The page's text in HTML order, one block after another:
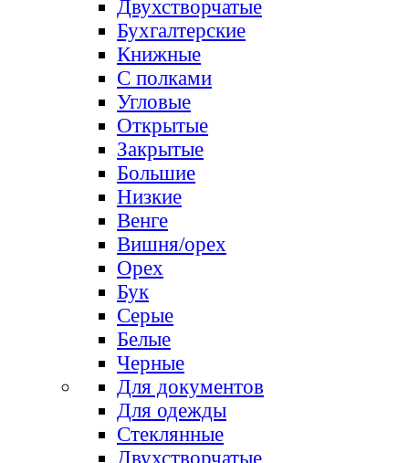
Двухстворчатые
Бухгалтерские
Книжные
С полками
Угловые
Открытые
Закрытые
Большие
Низкие
Венге
Вишня/орех
Орех
Бук
Серые
Белые
Черные
Для документов
Для одежды
Стеклянные
Двухстворчатые